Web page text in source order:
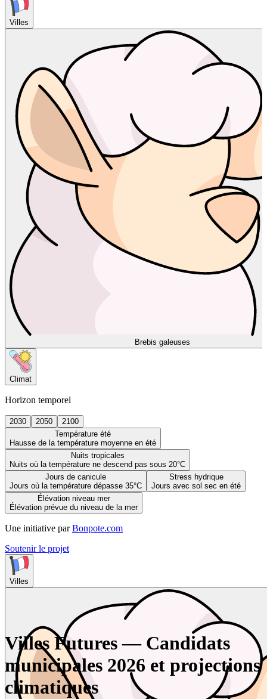
Villes
Brebis galeuses
Climat
Horizon temporel
2030 2050
2100
Température été
Hausse de la température moyenne en été
Nuits tropicales
Nuits où la température ne descend pas sous 20°C
Jours de canicule
Jours où la température dépasse 35°C
Stress hydrique
Jours avec sol sec en été
Élévation niveau mer
Élévation prévue du niveau de la mer
Une initiative par Bonpote.com
Soutenir le projet
Villes
Villes Futures — Candidats
municipales 2026 et projections
climatiques